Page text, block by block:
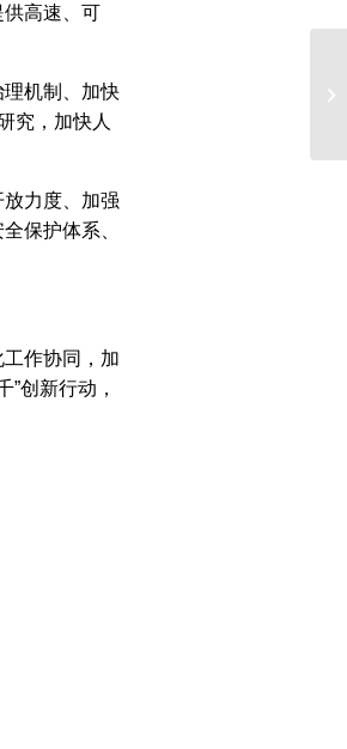
高速、可
机制、加快
究，加快人
力度、加强
保护体系、
作协同，加
创新行动，